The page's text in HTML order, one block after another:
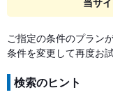
ご指定の条件のプラン
条件を変更して再度お
検索のヒント